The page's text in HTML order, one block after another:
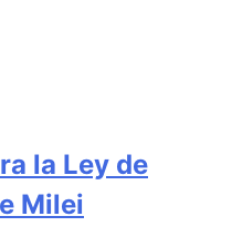
la Ley de
Milei